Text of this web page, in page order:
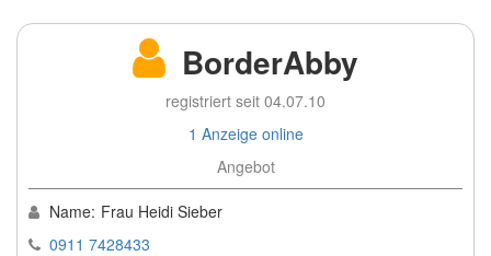
BorderAbby
registriert seit 04.07.10
1 Anzeige online
Angebot
Name: Frau Heidi Sieber
0911 7428433